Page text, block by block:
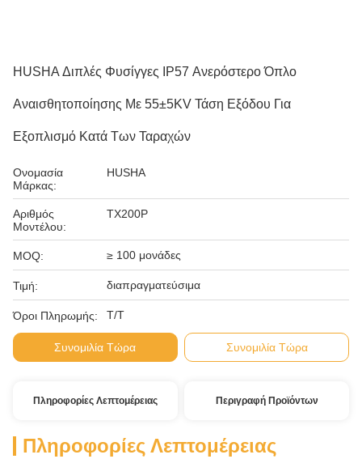
HUSHA Διπλές Φυσίγγες IP57 Ανερόστερο Όπλο
Αναισθητοποίησης Με 55±5KV Τάση Εξόδου Για
Εξοπλισμό Κατά Των Ταραχών
Ονομασία
Μάρκας:
HUSHA
Αριθμός
Μοντέλου:
TX200P
MOQ: ≥ 100 μονάδες
Τιμή: διαπραγματεύσιμα
Όροι Πληρωμής: Τ/Τ
Συνομιλία Τώρα Συνομιλία Τώρα
Πληροφορίες Λεπτομέρειας Περιγραφή Προϊόντων
Πληροφορίες Λεπτομέρειας